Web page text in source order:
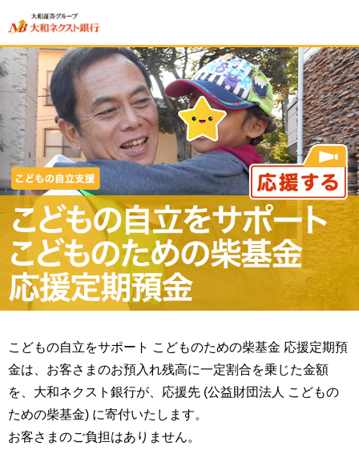
こどもの自立をサポート こどものための柴基金 応援定期預
金は、お客さまのお預入れ残高に一定割合を乗じた金額
を、大和ネクスト銀行が、応援先 (公益財団法人 こどもの
ための柴基金) に寄付いたします。
お客さまのご負担はありません。